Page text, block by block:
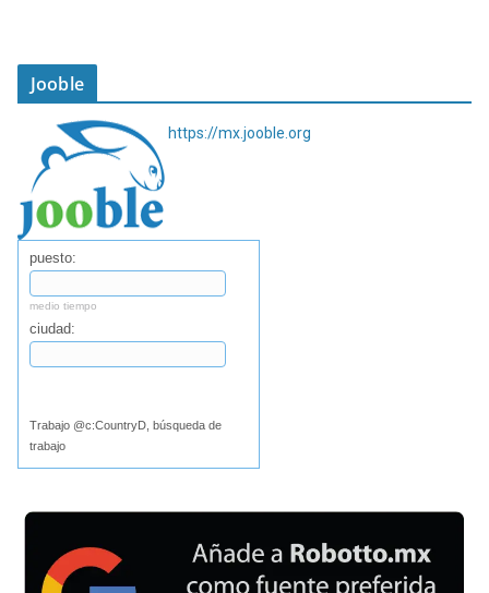
Jooble
https://mx.jooble.org
puesto:
medio tiempo
ciudad:
Trabajo @c:CountryD, búsqueda de
trabajo